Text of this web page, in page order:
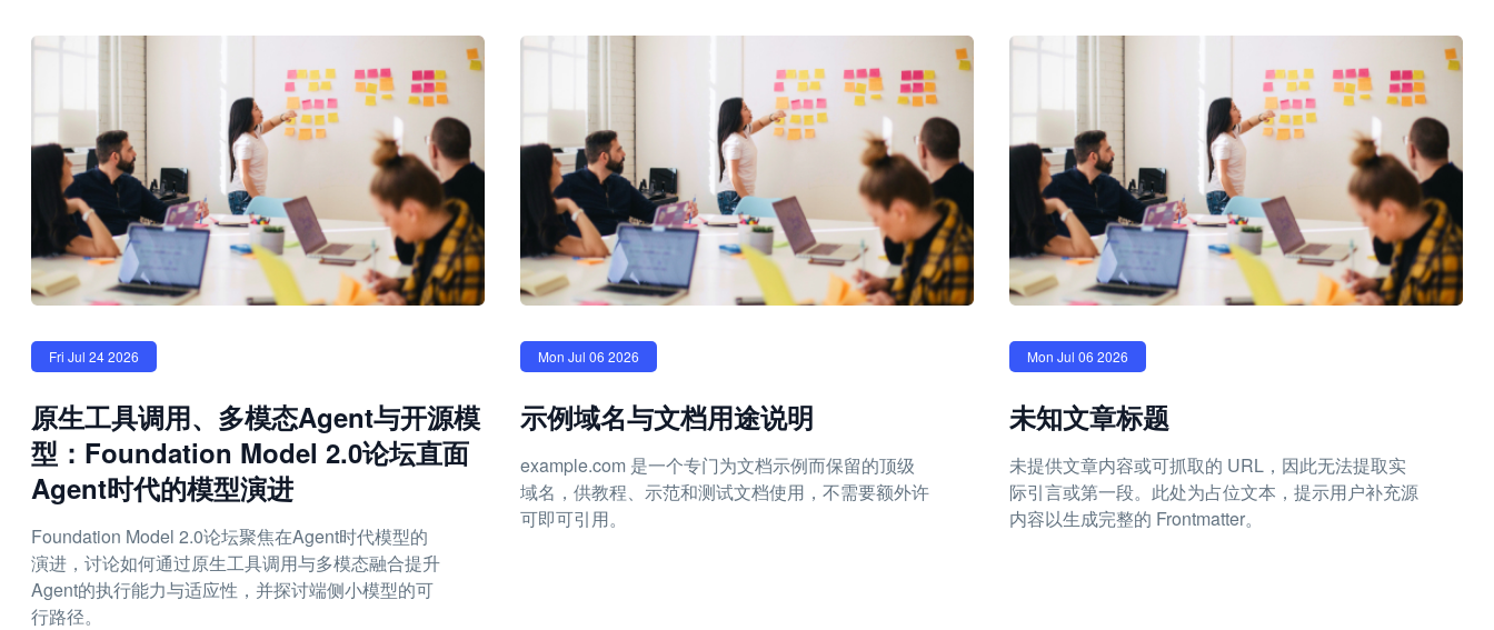
Fri Jul 24 2026
原生工具调用、多模态Agent与开源模
型：Foundation Model 2.0论坛直面
Agent时代的模型演进
Foundation Model 2.0论坛聚焦在Agent时代模型的
演进，讨论如何通过原生工具调用与多模态融合提升
Agent的执行能力与适应性，并探讨端侧小模型的可
行路径。
Mon Jul 06 2026
示例域名与文档用途说明
example.com 是一个专门为文档示例而保留的顶级
域名，供教程、示范和测试文档使用，不需要额外许
可即可引用。
Mon Jul 06 2026
未知文章标题
未提供文章内容或可抓取的 URL，因此无法提取实
际引言或第一段。此处为占位文本，提示用户补充源
内容以生成完整的 Frontmatter。